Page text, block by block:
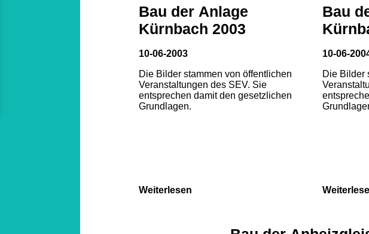
Bau der Anlage
Kürnbach 2003
10-06-2003
Die Bilder stammen von öffentlichen
Veranstaltungen des SEV. Sie
entsprechen damit den gesetzlichen
Grundlagen.
Weiterlesen
Bau
10-06-
Die Bilder